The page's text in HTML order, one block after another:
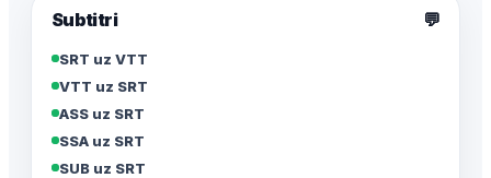
Subtitri 💬
SRT uz VTT
VTT uz SRT
ASS uz SRT
SSA uz SRT
SUB uz SRT